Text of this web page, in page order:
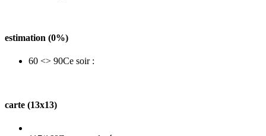
estimation (0%)
60 <> 90Ce soir :
carte (13x13)